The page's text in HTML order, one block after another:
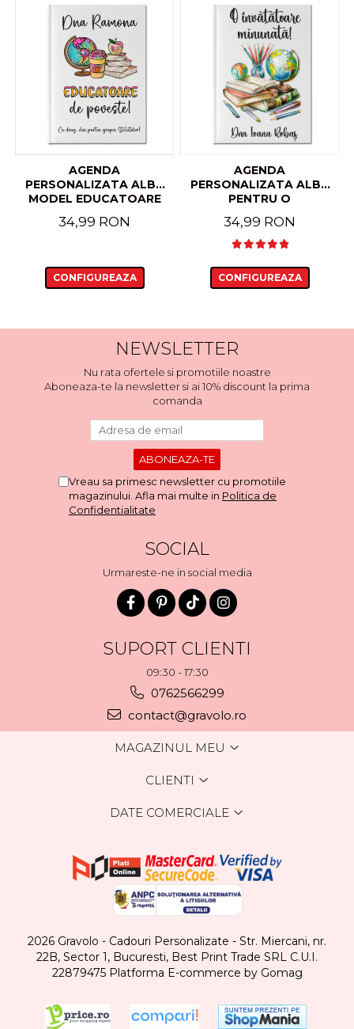
AGENDA
PERSONALIZATA ALBA
MODEL EDUCATOARE
34,99 RON
CONFIGUREAZA
AGENDA
PERSONALIZATA ALBA
PENTRU O
MINUNATA
34,99 RON
CONFIGUREAZA
NEWSLETTER
Nu rata ofertele si promotiile noastre
Aboneaza-te la newsletter si ai 10% discount la prima
comanda
Vreau sa primesc newsletter cu promotiile
magazinului. Afla mai multe in Politica de
Confidentialitate
SOCIAL
Urmareste-ne in social media
SUPORT CLIENTI
09:30 - 17:30
0762566299
contact@gravolo.ro
MAGAZINUL MEU
CLIENTI
DATE COMERCIALE
2026 Gravolo - Cadouri Personalizate - Str. Miercani, nr.
22B, Sector 1, Bucuresti, Best Print Trade SRL C.U.I.
22879475 Platforma E-commerce by Gomag